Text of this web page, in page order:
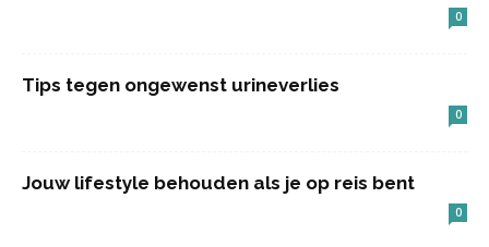
0
Tips tegen ongewenst urineverlies
0
Jouw lifestyle behouden als je op reis bent
0